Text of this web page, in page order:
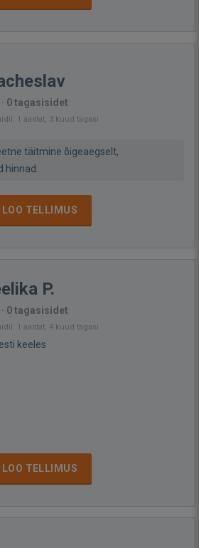
· 0 tagasisidet
1 aastat, 3 kuud tagasi
täitmine õigeaegselt,
hinnad.
LOO TELLIMUS
P.
· 0 tagasisidet
1 aastat, 4 kuud tagasi
keeles
LOO TELLIMUS